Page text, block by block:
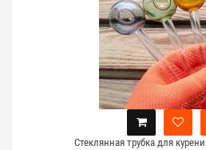
Стеклянная трубка для